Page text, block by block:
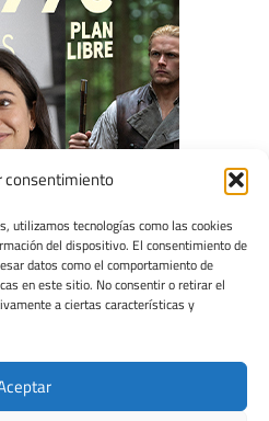
consentimiento
utilizamos tecnologías como las cookies
del dispositivo. El consentimiento de
datos como el comportamiento de
en este sitio. No consentir o retirar el
a ciertas características y